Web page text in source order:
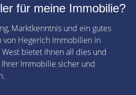
für meine Immobilie?
Marktkenntnis und ein gutes
von Hegerich Immobilien in
bietet Ihnen all dies und
Immobilie sicher und